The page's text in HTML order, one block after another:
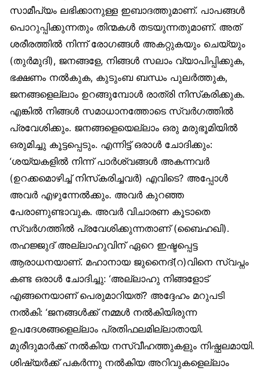
സാമീപ്യം ലഭിക്കാനുള്ള ഇബാദത്തുമാണ്. പാപങ്ങൾ
പൊറുപ്പിക്കുന്നതും തിന്മകൾ തടയുന്നതുമാണ്. അത്
ശരീരത്തിൽ നിന്ന് രോഗങ്ങൾ അകറ്റുകയും ചെയ്യും
(തുർമുദി), ജനങ്ങളേ, നിങ്ങൾ സലാം വ്യാപിപ്പിക്കുക,
ഭക്ഷണം നൽകുക, കുടുംബ ബന്ധം പുലർത്തുക,
ജനങ്ങളെല്ലാം ഉറങ്ങുമ്പോൾ രാത്രി നിസ്‌കരിക്കുക.
എങ്കിൽ നിങ്ങൾ സമാധാനത്തോടെ സ്വർഗത്തിൽ
പ്രവേശിക്കും. ജനങ്ങളെയെല്ലാം ഒരു മരുഭൂമിയിൽ
ഒരുമിച്ചു കൂട്ടപ്പെടും. എന്നിട്ട് ഒരാൾ ചോദിക്കും:
‘ശയ്യകളിൽ നിന്ന് പാർശ്വങ്ങൾ അകന്നവർ
(ഉറക്കമൊഴിച്ച് നിസ്‌കരിച്ചവർ) എവിടെ? അപ്പോൾ
അവർ എഴുന്നേൽക്കും. അവർ കുറഞ്ഞ
പേരാണുണ്ടാവുക. അവർ വിചാരണ കൂടാതെ
സ്വർഗത്തിൽ പ്രവേശിക്കുന്നതാണ് (ബൈഹഖി).
തഹജ്ജുദ് അല്ലാഹുവിന് ഏറെ ഇഷ്ടപ്പെട്ട
ആരാധനയാണ്. മഹാനായ ജുനൈദ്(റ)വിനെ സ്വപ്നം
കണ്ട ഒരാൾ ചോദിച്ചു: ‘അല്ലാഹു നിങ്ങളോട്
എങ്ങനെയാണ് പെരുമാറിയത്? അദ്ദേഹം മറുപടി
നൽകി: ‘ജനങ്ങൾക്ക് നമ്മൾ നൽകിയിരുന്ന
ഉപദേശങ്ങളെല്ലാം പ്രതിഫലമില്ലാതായി.
മുരീദുമാർക്ക് നൽകിയ നസ്വീഹത്തുകളും നിഷ്ഫലമായി.
ശിഷ്യർക്ക് പകർന്നു നൽകിയ അറിവുകളെല്ലാം